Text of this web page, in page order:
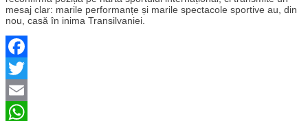
mesaj clar: marile performanțe și marile spectacole sportive au, din
nou, casă în inima Transilvaniei.
Facebook
Twitter
Email